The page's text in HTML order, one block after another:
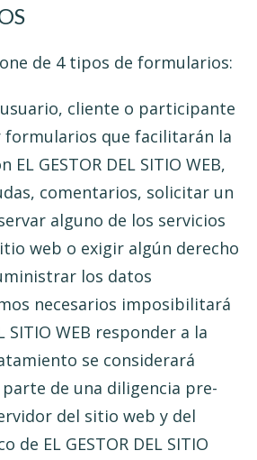
de 4 tipos de formularios:
cliente o participante
que facilitarán la
GESTOR DEL SITIO WEB,
comentarios, solicitar un
alguno de los servicios
web o exigir algún derecho
los datos
necesarios imposibilitará
SITIO WEB responder a la
se considerará
de una diligencia pre-
del sitio web y del
de EL GESTOR DEL SITIO